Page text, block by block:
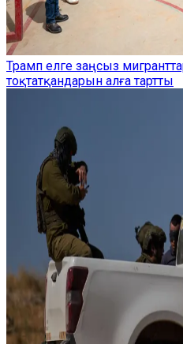
Трамп елге заңсыз
тоқтатқандарын алға тартты